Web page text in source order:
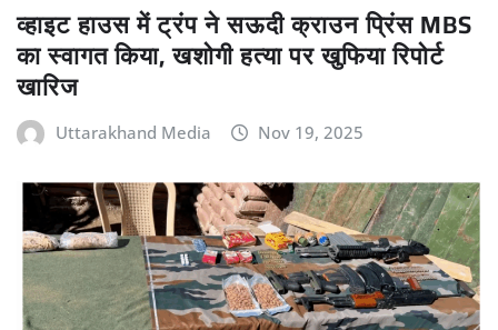
व्हाइट हाउस में ट्रंप ने सऊदी क्राउन प्रिंस MBS
का स्वागत किया, खशोगी हत्या पर खुफिया रिपोर्ट
खारिज
Uttarakhand Media Nov 19, 2025